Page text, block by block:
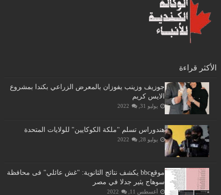
الأكثر قراءة
جوزيف وزينب يفوزان بالمعرض الزراعي بكندا بمشروع
الايس كريم
يوليو 31, 2022
هندوراس تسلم "ملكة الكوكايين" للولايات المتحدة
يوليو 28, 2022
موقعbbc يكشف نتائج الثانوية: "غش عائلي" فى محافظة
سوهاج يثير جدلا في مصر
أغسطس 11, 2022